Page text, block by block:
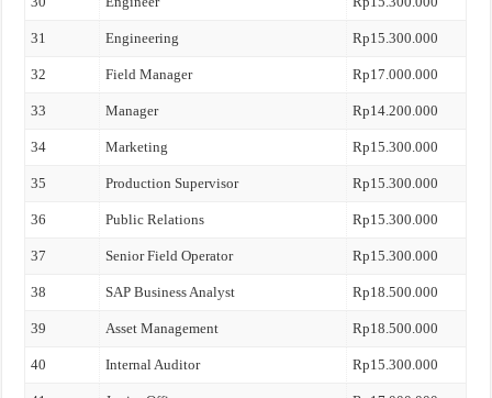
31 Engineering Rp15.300.000
32 Field Manager Rp17.000.000
33 Manager Rp14.200.000
34 Marketing Rp15.300.000
35 Production Supervisor Rp15.300.000
36 Public Relations Rp15.300.000
37 Senior Field Operator Rp15.300.000
38 SAP Business Analyst Rp18.500.000
39 Asset Management Rp18.500.000
40 Internal Auditor Rp15.300.000